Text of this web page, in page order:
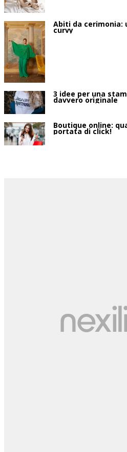
Abiti da cerimonia:
curvy
3 idee per una
davvero originale
Boutique online:
portata di click!